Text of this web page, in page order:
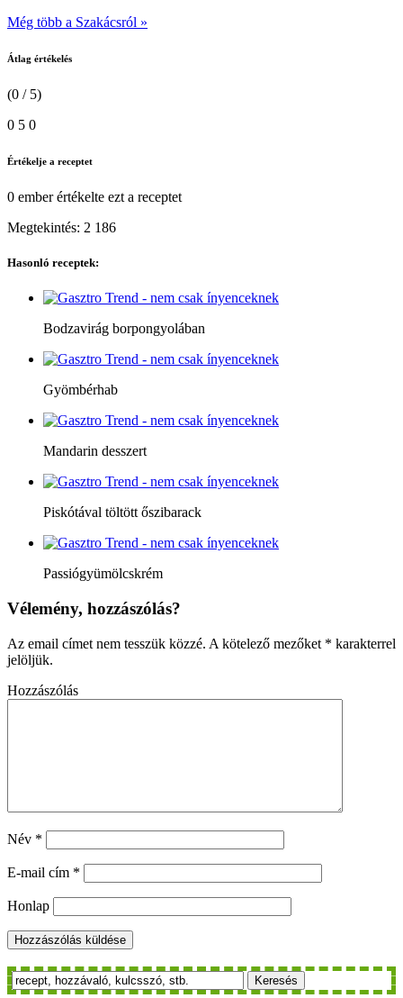
Még több a Szakácsról »
Átlag értékelés
(0 / 5)
0 5 0
Értékelje a receptet
0 emberértékelte ezt a receptet
Megtekintés: 2 186
Hasonló receptek:
Bodzavirág borpongyolában
Gyömbérhab
Mandarin desszert
Piskótával töltött őszibarack
Passiógyümölcskrém
Vélemény, hozzászólás?
Az email címet nem tesszük közzé. A kötelező mezőket * karakterrel
jelöljük.
Hozzászólás
Név *
E-mail cím *
Honlap
Keresés